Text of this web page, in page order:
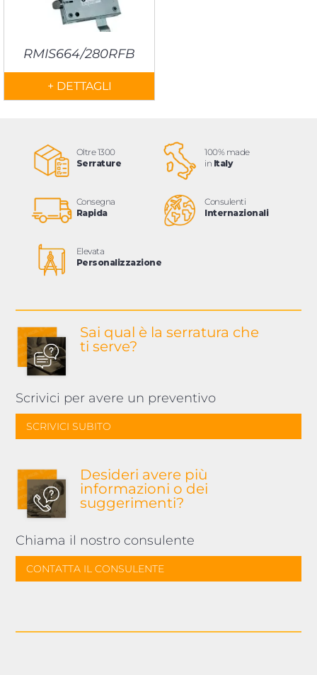
RMIS664/280RFB
+ DETTAGLI
Oltre 1300
Serrature
100% made
in Italy
Consegna
Rapida
Consulenti
Internazionali
Elevata
Personalizzazione
Sai qual è la serratura che
ti serve?
Scrivici per avere un preventivo
SCRIVICI SUBITO
Desideri avere più
informazioni o dei
suggerimenti?
Chiama il nostro consulente
CONTATTA IL CONSULENTE